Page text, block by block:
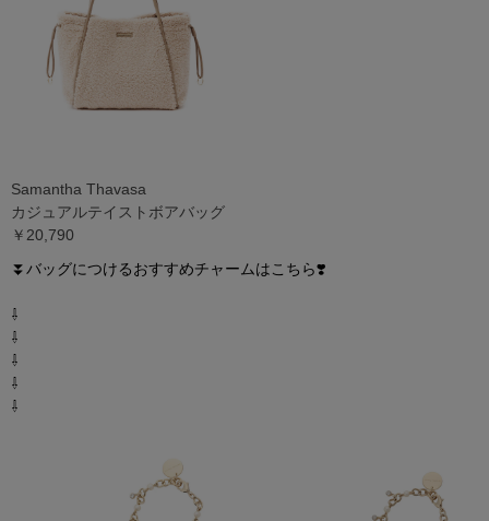
Samantha Thavasa
カジュアルテイストボアバッグ
￥20,790
⏬ バッグにつけるおすすめチャームはこちら❣️
⇩
⇩
⇩
⇩
⇩